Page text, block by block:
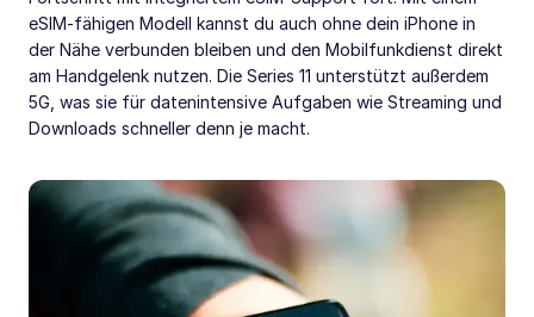
eSIM-fähigen Modell kannst du auch ohne dein iPhone in
der Nähe verbunden bleiben und den Mobilfunkdienst direkt
am Handgelenk nutzen. Die Series 11 unterstützt außerdem
5G, was sie für datenintensive Aufgaben wie Streaming und
Downloads schneller denn je macht.